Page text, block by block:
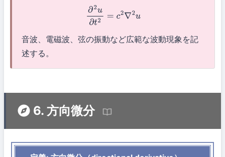
∂2u∂ c2∇2u
音波、電磁波、弦の振動など広範な波動現象を記
述する。
6. 方向微分